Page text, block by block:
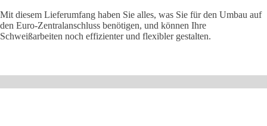
Mit diesem Lieferumfang haben Sie alles, was Sie für den Umbau auf
den Euro-Zentralanschluss benötigen, und können Ihre
Schweißarbeiten noch effizienter und flexibler gestalten.